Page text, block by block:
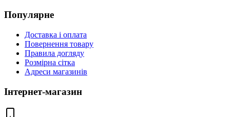
Популярне
Доставка і оплата
Повернення товару
Правила догляду
Розмірна сітка
Адреси магазинів
Інтернет-магазин